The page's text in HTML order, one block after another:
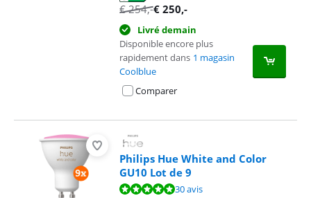
€254,-€ 250,-
Livré demain
Disponible encore plus
rapidement dans 1 magasin
Coolblue
Comparer
Philips Hue White and Color
GU10 Lot de 9
La note est de 9,5 sur 10, basée sur 30 avis.30 avis